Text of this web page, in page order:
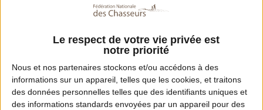
Le respect de votre vie privée est
notre priorité
Nous et nos partenaires stockons et/ou accédons à des
informations sur un appareil, telles que les cookies, et traitons
des données personnelles telles que des identifiants uniques et
des informations standards envoyées par un appareil pour des